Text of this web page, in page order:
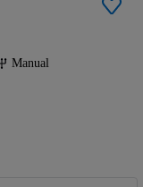
Manual